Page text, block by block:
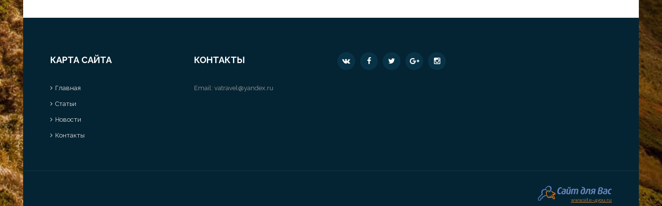
КАРТА САЙТА
Главная
Статьи
Новости
Контакты
КОНТАКТЫ
Email: vatravel@yandex.ru
www.site-4you.ru